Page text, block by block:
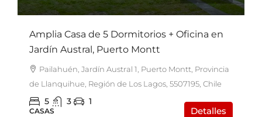
Amplia Casa de 5 Dormitorios + Oficina en
Jardín Austral, Puerto Montt
Pailahuén, Jardín Austral 1, Puerto Montt, Provincia
de Llanquihue, Región de Los Lagos, 5507195, Chile
5 3 1
CASAS Detalles